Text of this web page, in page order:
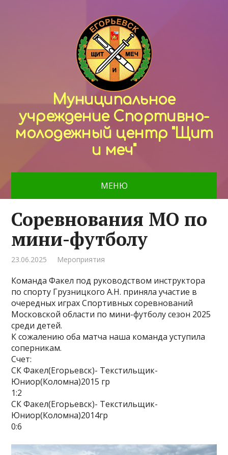
Муниципальное
учреждение Спортивно-
молодежный центр "Щит
и меч"
МЕНЮ
Соревнования МО по
мини-футболу
23.06.2025 Мероприятия
Команда Факел под руководством инструктора
по спорту Грузницкого А.Н. приняла участие в
очередных играх Спортивных соревнований
Московской области по мини-футболу сезон 2025
среди детей.
К сожалению оба матча наша команда уступила
соперникам.
Счет:
СК Факел(Егорьевск)- Текстильщик-
Юниор(Коломна)2015 гр
1:2
СК Факел(Егорьевск)- Текстильщик-
Юниор(Коломна)2014гр
0:6